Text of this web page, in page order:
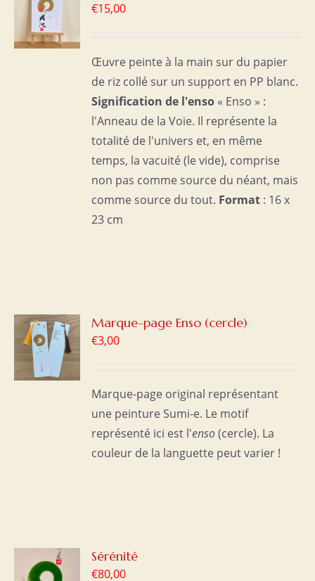
€15,00
Œuvre peinte à la main sur du papier
de riz collé sur un support en PP blanc.
Signification de l'enso « Enso » :
l'Anneau de la Voie. Il représente la
totalité de l'univers et, en même
temps, la vacuité (le vide), comprise
non pas comme source du néant, mais
comme source du tout. Format : 16 x
23 cm
Marque-page Enso (cercle)
€3,00
Marque-page original représentant
une peinture Sumi-e. Le motif
représenté ici est l'enso(cercle). La
couleur de la languette peut varier !
Sérénité
€80,00